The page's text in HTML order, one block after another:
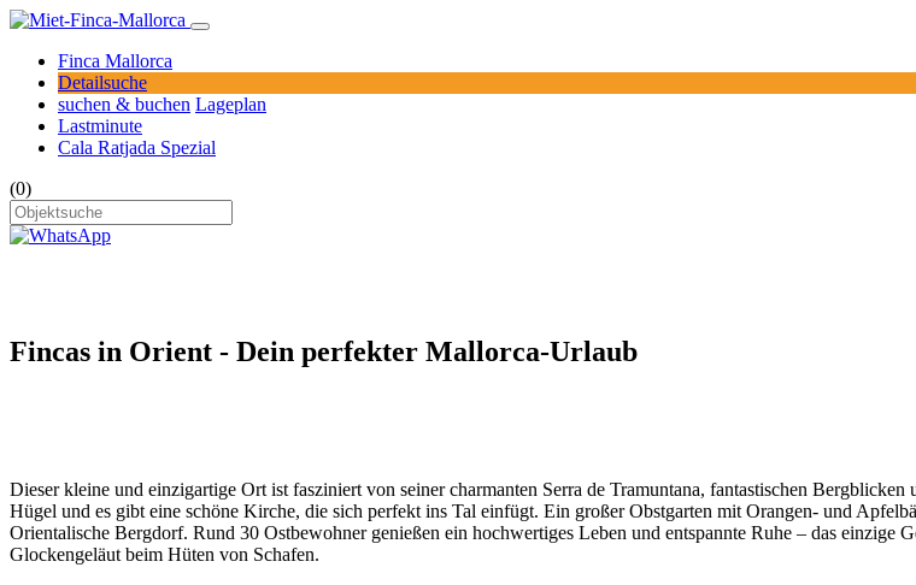
Finca Mallorca
Detailsuche
suchen & buchen Lageplan
Lastminute
Cala Ratjada Spezial
(0)
Fincas in Orient - Dein perfekter Mallorca-Urlaub
Dieser kleine und einzigartige Ort ist fasziniert von seiner charmanten Serra de Tramuntana, fantastischen
Hügel und es gibt eine schöne Kirche, die sich perfekt ins Tal einfügt. Ein großer Obstgarten mit Orangen- und
Orientalische Bergdorf. Rund 30 Ostbewohner genießen ein hochwertiges Leben und entspannte Ruhe – das einzige
Glockengeläut beim Hüten von Schafen.